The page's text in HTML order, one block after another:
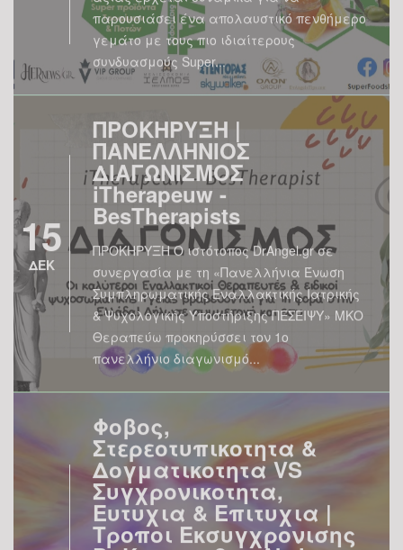
γεμάτο με τους πιο ιδιαίτερους
συνδυασμούς Super...
15
ΔΕΚ
ΠΡΟΚΗΡΥΞΗ |
ΠΑΝΕΛΛΗΝΙΟΣ
ΔΙΑΓΩΝΙΣΜΟΣ
iTherapeuw -
BesTherapists
ΠΡΟΚΗΡΥΞΗ Ο ιστότοπος DrAngel.gr σε
συνεργασία με τη «Πανελλήνια Ένωση
Συμπληρωματικής Εναλλακτικής Ιατρικής
& Ψυχολογικής Υποστήριξης ΠΕΣΕΙΨΥ» ΜΚΟ
Θεραπεύω προκηρύσσει τον 1ο
πανελλήνιο διαγωνισμό...
04
Φοβος,
Στερεοτυπικοτητα &
Δογματικοτητα VS
Συγχρονικοτητα,
Ευτυχια & Επιτυχια |
Τροποι Εκσυγχρονισης
Dr Κοσκεριδου Akshara
Devyani